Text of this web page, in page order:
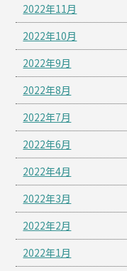
2022年11月
2022年10月
2022年9月
2022年8月
2022年7月
2022年6月
2022年4月
2022年3月
2022年2月
2022年1月